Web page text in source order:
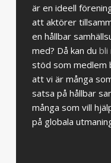
är en ideell
att aktörer
en hållbar
med? Då kan du bli
stöd som medlem
att vi är många
satsa på hållbar
många som vill
på globala